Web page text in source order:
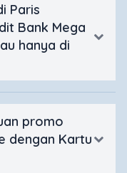
Paris
Bank Mega
hanya di
promo
dengan Kartu